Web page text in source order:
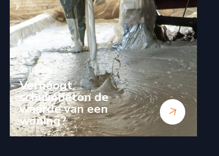
09 juli '26
Verhoogt
schuimbeton de
waarde van een
woning?